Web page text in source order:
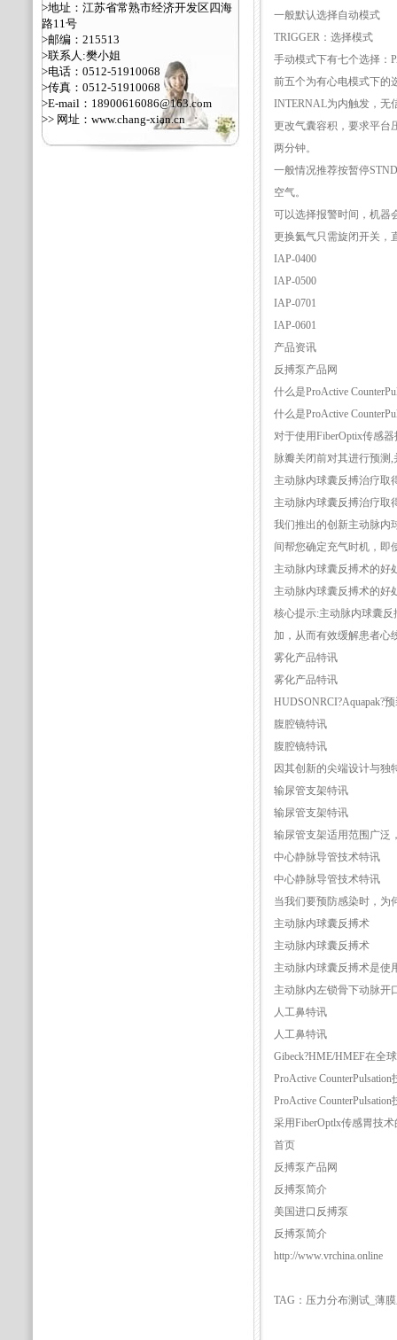
>地址：江苏省常熟市经济开发区四海
路11号
>邮编：215513
>联系人:樊小姐
>电话：0512-51910068
>传真：0512-51910068
>E-mail：18900616086@163.com
>> 网址： www.chang-xian.cn
一般默认选择自动模式
TRIGGER：选择模式
手动模式下有七个选择：
前五个为有心电模式下的
INTERNAL为内触发，无
更改气囊容积，要求平台
两分钟。
一般情况推荐按暂停
空气。
可以选择报警时间，机器
更换氦气只需旋闭开关，
IAP-0400
IAP-0500
IAP-0701
IAP-0601
产品资讯
反搏泵产品网
什么是ProActive
什么是ProActive
对于使用FiberOptix传感
脉瓣关闭前对其进行预测
主动脉内球囊反搏治疗取
主动脉内球囊反搏治疗取
我们推出的创新主动脉内
间帮您确定充气时机，即
主动脉内球囊反搏术的好
主动脉内球囊反搏术的好
核心提示:主动脉内球囊
加，从而有效缓解患者心
雾化产品特讯
雾化产品特讯
HUDSONRCI?Aquapak?
腹腔镜特讯
腹腔镜特讯
因其创新的尖端设计与独
输尿管支架特讯
输尿管支架特讯
输尿管支架适用范围广泛
中心静脉导管技术特讯
中心静脉导管技术特讯
当我们要预防感染时，为
主动脉内球囊反搏术
主动脉内球囊反搏术
主动脉内球囊反搏术是使
主动脉内左锁骨下动脉开
人工鼻特讯
人工鼻特讯
Gibeck?HME/HMEF在全
ProActive CounterPulsation
ProActive CounterPulsation
采用FiberOptlx传感胃技
首页
反搏泵产品网
反搏泵简介
美国进口反搏泵
反搏泵简介
http://www.vrchina.online
TAG：压力分布测试_薄